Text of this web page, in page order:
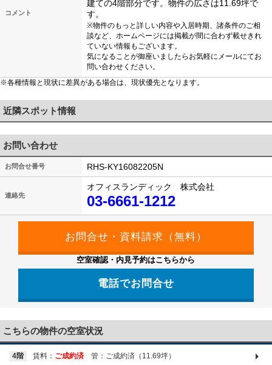
コメント
建ての4階部分です。物件の広さは11.69坪で
す。
※物件のもっと詳しい内容や入居時期、諸条件のご相
談など、ホームページには掲載が間に合わず載せきれ
ていない情報もございます。
気になることが御座いましたらお気軽にメールにてお
問い合わせください。
※各種情報と現状に差異がある場合は、現状優先となります。
近隣スポット情報
お問い合わせ
お問合せ番号 RHS-KY16082205N
連絡先
オフィスランディック 株式会社
03-6661-1212
空室確認・内見予約はこちらから
電話でお問合せ
こちらの物件の空室状況
4階 賃料： ご成約済 管：ご成約済（11.69坪）